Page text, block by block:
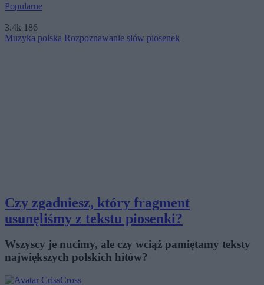
Popularne
3.4k 186
Muzyka polska Rozpoznawanie słów piosenek
Czy zgadniesz, który fragment
usunęliśmy z tekstu piosenki?
Wszyscy je nucimy, ale czy wciąż pamiętamy teksty
największych polskich hitów?